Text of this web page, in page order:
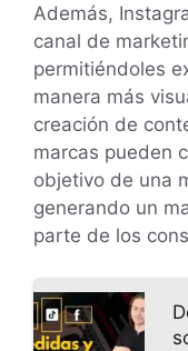
Además,
canal de
permitiéndoles
manera más
creación de
marcas pueden
objetivo de una
generando un
parte de los